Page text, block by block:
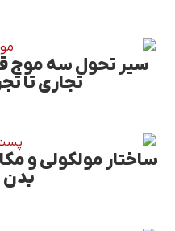
سیر تحول سه موج
تجاری تا
ساختار مولکولی و
بدن